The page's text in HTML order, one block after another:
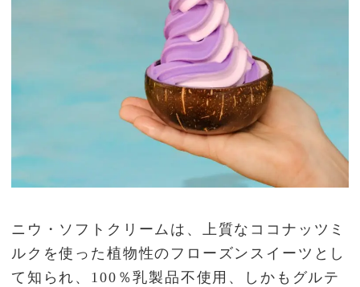
ニウ・ソフトクリームは、上質なココナッツミ
ルクを使った植物性のフローズンスイーツとし
て知られ、100％乳製品不使用、しかもグルテ